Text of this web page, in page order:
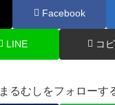
Facebook
LINE コ
まるむしをフォローす